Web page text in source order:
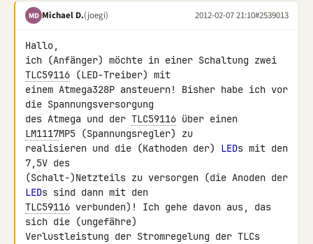
MD Michael D.(joegi) 2012-02-07 21:10#2539013
Hallo,
TLC59116 (LED-Treiber) mit
einem Atmega328P ansteuern! Bisher habe ich vor
die Spannungsversorgung
des Atmega und der TLC59116
LM1117MP5 (Spannungsregler) zu
realisieren und die (Kathoden der) LEDs mit den
7,5V des
LED
TLC59116 verbunden)! Ich gehe davon aus, das
sich die (ungefähre)
Verlustleistung der Stromregelung der TLCs